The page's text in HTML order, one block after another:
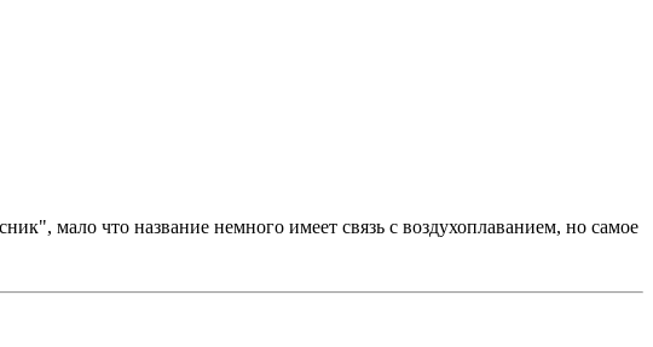
мало что название немного имеет связь с воздухоплаванием, но самое